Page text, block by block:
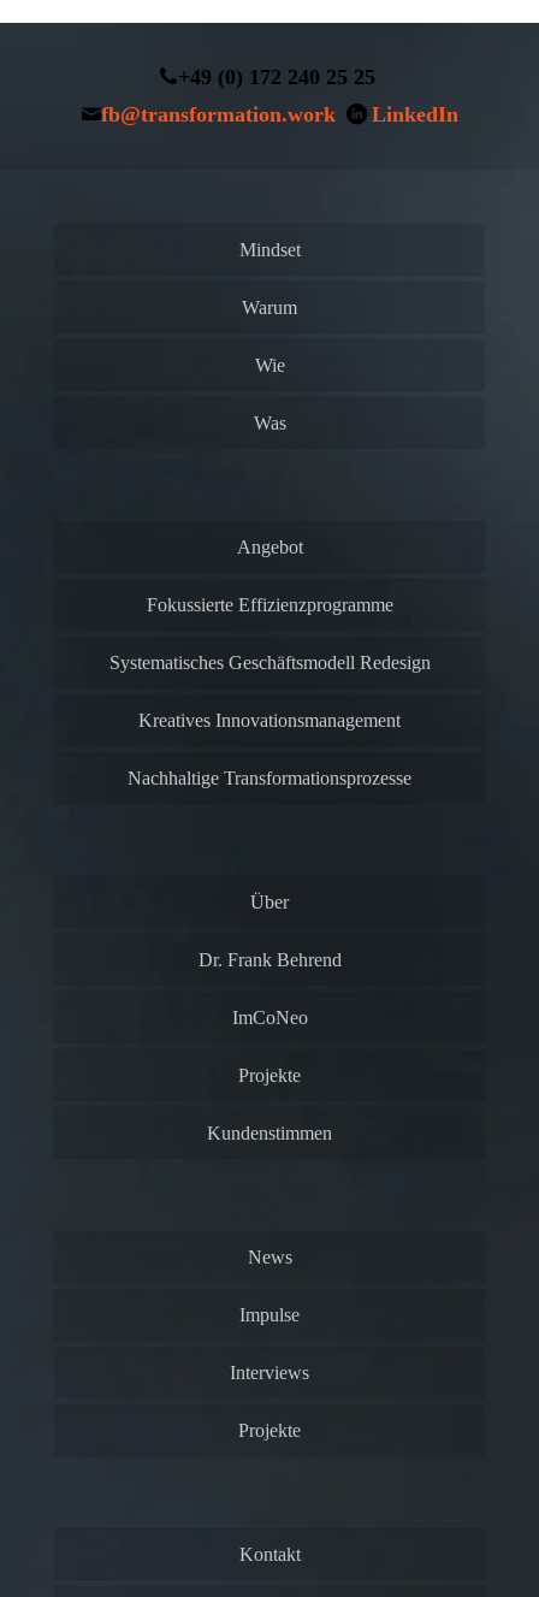
+49 (0) 172 240 25 25
fb@transformation.work
LinkedIn
Mindset
Warum
Wie
Was
Angebot
Fokussierte Effizienzprogramme
Systematisches Geschäftsmodell Redesign
Kreatives Innovationsmanagement
Nachhaltige Transformationsprozesse
Über
Dr. Frank Behrend
ImCoNeo
Projekte
Kundenstimmen
News
Impulse
Interviews
Projekte
Kontakt